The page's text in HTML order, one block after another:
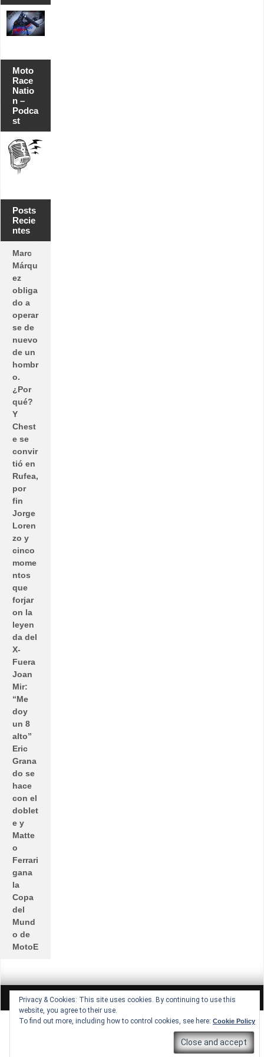
Privacy & Cookies: This site uses cookies. By continuing to use this
website, you agree to their use.
To find out more, including how to control cookies, see here: Cookie Policy
Moto
Race
Natio
n –
Podca
st
Posts
Recie
ntes
Marc
Márqu
ez
obliga
do a
operar
se de
nuevo
de un
hombr
o.
¿Por
qué?
Y
Chest
e se
convir
tió en
Rufea,
por
fin
Jorge
Loren
zo y
cinco
mome
ntos
que
forjar
on la
leyen
da del
X-
Fuera
Joan
Mir:
“Me
doy
un 8
alto”
Eric
Grana
do se
hace
con el
doblet
e y
Matte
o
Ferrari
gana
la
Copa
del
Mund
o de
MotoE
All rights reserved © Lucio Lopez GP